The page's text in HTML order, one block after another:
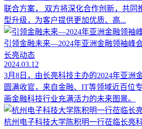
联合方案， 双方将深化合作创新，共同
型升级，为客户提供更加优质、高...
引领金融未来—2024年亚洲金融领袖峰
长亮动态
2024.03.12
3月8日，由长亮科技主办的2024年亚洲
圆满收官，来自金融、IT等领域近百位
画金融科技行业充满活力的未来图景。
杭州电子科技大学陈积明一行莅临长亮